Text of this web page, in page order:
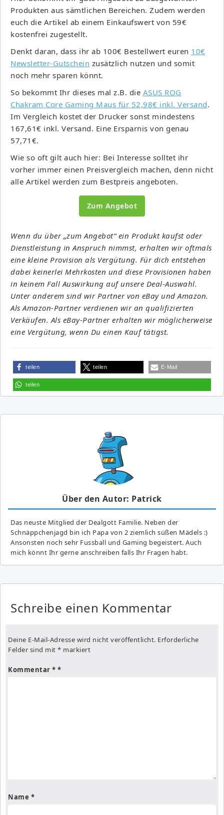
Produkten aus sämtlichen Bereichen. Zudem werden
euch die Artikel ab einem Einkaufswert von 59€
kostenfrei zugestellt.
Denkt daran, dass ihr ab 100€ Bestellwert euren 10€
Newsletter-Gutschein zusätzlich nutzen und somit
noch mehr sparen könnt.
So bekommt Ihr dieses mal z.B. die ASUS ROG
Chakram Core Gaming Maus für 52,98€ inkl. Versand.
Im Vergleich kostet der Drucker sonst mindestens
167,61€ inkl. Versand. Eine Ersparnis von genau
57,71€.
Wie so oft gilt auch hier: Bei Interesse solltet ihr
vorher immer einen Preisvergleich machen, denn nicht
alle Artikel werden zum Bestpreis angeboten.
Zum Angebot
Wenn du über „zum Angebot“ ein Produkt kaufst oder
Dienstleistung in Anspruch nimmst, erhalten wir oftmals
eine kleine Provision als Vergütung. Für dich entstehen
dabei keinerlei Mehrkosten und diese Provisionen haben
in keinem Fall Auswirkung auf unsere Deal-Auswahl.
Unter anderem sind wir Partner von eBay und Amazon.
Als Amazon-Partner verdienen wir an qualifizierten
Verkäufen. Als eBay-Partner erhalten wir möglicherweise
eine Vergütung, wenn Du einen Kauf tätigst.
teilen teilen E-Mail
teilen
Über den Autor: Patrick
Das neuste Mitglied der Dealgott Familie. Neben der
Schnäppchenjagd bin ich Papa von 2 ziemlich süßen Mädels :)
Ansonsten noch sehr Fussball und Gaming begeistert. Auch
mich könnt Ihr gerne anschreiben falls Ihr Fragen habt.
Schreibe einen Kommentar
Deine E-Mail-Adresse wird nicht veröffentlicht. Erforderliche
Felder sind mit * markiert
Kommentar *
Name *